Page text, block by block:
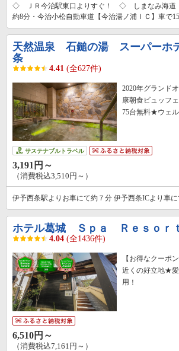
◇ ＪＲ今治駅東口よりすぐ！ ◇ しまなみ海道
約8分・今治小松自動車道【今治湯ノ浦ＩＣ】車で
天然温泉 石鎚の湯 スーパーホ
条
4.41 (全627件)
2020年グランド
康朝食ビュッフ
75台無料★ウェ
サステナブルトラベル
3,191円～
（消費税込3,510円～）
伊予西条駅よりお車にて約７分 伊予西条ICより車に
ホテル葛城 Ｓｐａ Ｒｅｓｏｒ
4.04 (全1436件)
【お得なクーポ
近くの好立地★
用！
6,510円～
（消費税込7,161円～）